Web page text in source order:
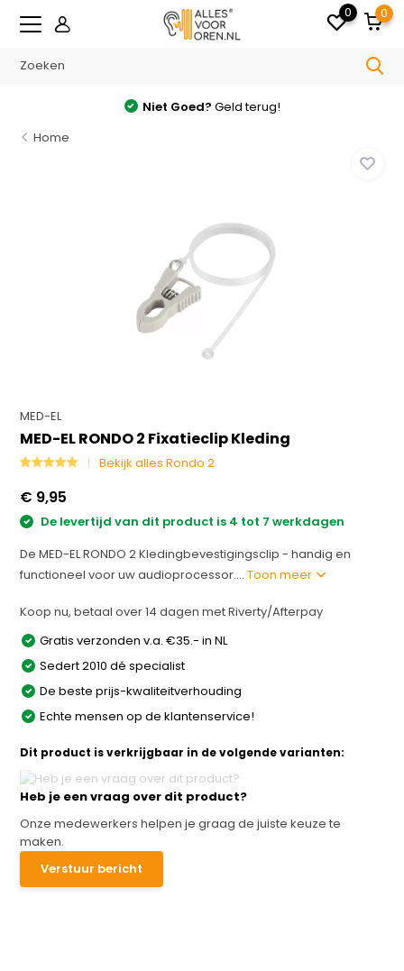
0 0
Niet Goed? Geld terug!
Home
MED-EL
MED-EL RONDO 2 Fixatieclip Kleding
Bekijk alles Rondo 2
€ 9,95
De levertijd van dit product is 4 tot 7 werkdagen
De MED-EL RONDO 2 Kledingbevestigingsclip - handig en
functioneel voor uw audioprocessor....Toon meer
Koop nu, betaal over 14 dagen met Riverty/Afterpay
Gratis verzonden v.a. €35.- in NL
Sedert 2010 dé specialist
De beste prijs-kwaliteitverhouding
Echte mensen op de klantenservice!
Dit product is verkrijgbaar in de volgende varianten:
Heb je een vraag over dit product?
Onze medewerkers helpen je graag de juiste keuze te
maken.
Verstuur bericht